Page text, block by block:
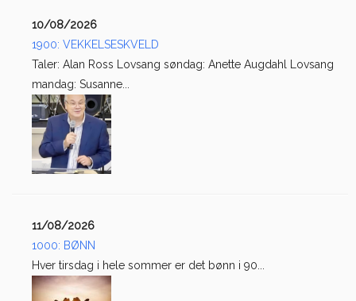
10/08/2026
1900: VEKKELSESKVELD
Taler: Alan Ross Lovsang søndag: Anette Augdahl Lovsang
mandag: Susanne...
11/08/2026
1000: BØNN
Hver tirsdag i hele sommer er det bønn i 90...